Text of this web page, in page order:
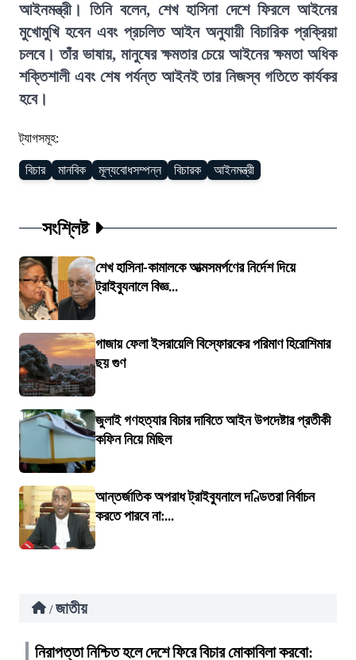
আইনমন্ত্রী। তিনি বলেন, শেখ হাসিনা দেশে ফিরলে আইনের
মুখোমুখি হবেন এবং প্রচলিত আইন অনুযায়ী বিচারিক প্রক্রিয়া
চলবে। তাঁর ভাষায়, মানুষের ক্ষমতার চেয়ে আইনের ক্ষমতা অধিক
শক্তিশালী এবং শেষ পর্যন্ত আইনই তার নিজস্ব গতিতে কার্যকর
হবে।
ট্যাগসমূহ:
বিচার মানবিক মূল্যবোধসম্পন্ন বিচারক আইনমন্ত্রী
সংশ্লিষ্ট
শেখ হাসিনা-কামালকে আত্মসমর্পণের নির্দেশ দিয়ে
ট্রাইব্যুনালে বিজ্ঞ...
গাজায় ফেলা ইসরায়েলি বিস্ফোরকের পরিমাণ হিরোশিমার
ছয় গুণ
জুলাই গণহত্যার বিচার দাবিতে আইন উপদেষ্টার প্রতীকী
কফিন নিয়ে মিছিল
আন্তর্জাতিক অপরাধ ট্রাইব্যুনালে দণ্ডিতরা নির্বাচন
করতে পারবে না:...
/ জাতীয়
নিরাপত্তা নিশ্চিত হলে দেশে ফিরে বিচার মোকাবিলা করবো: